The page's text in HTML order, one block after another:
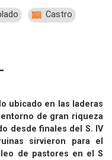
Castro
ubicado en las laderas
de gran riqueza
desde finales del S. IV
sirvieron para el
de pastores en el S